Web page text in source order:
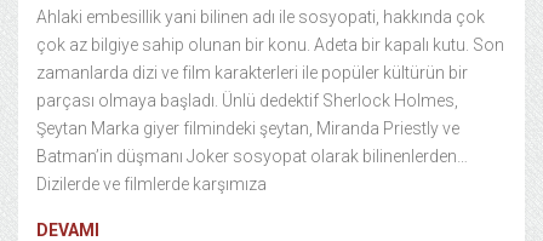
Ahlaki embesillik yani bilinen adı ile sosyopati, hakkında çok
çok az bilgiye sahip olunan bir konu. Adeta bir kapalı kutu. Son
zamanlarda dizi ve film karakterleri ile popüler kültürün bir
parçası olmaya başladı. Ünlü dedektif Sherlock Holmes,
Şeytan Marka giyer filmindeki şeytan, Miranda Priestly ve
Batman’in düşmanı Joker sosyopat olarak bilinenlerden…
Dizilerde ve filmlerde karşımıza
DEVAMI